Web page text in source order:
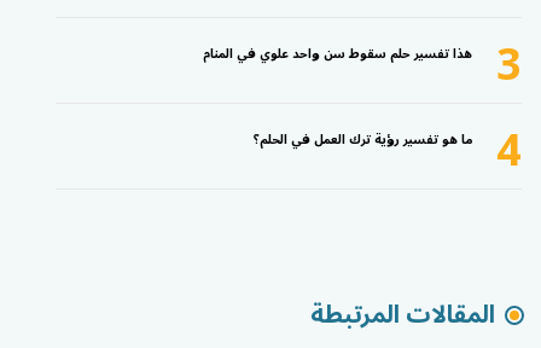
3 هذا تفسير حلم سقوط سن واحد علوي في المنام
4 ما هو تفسير رؤية ترك العمل في الحلم؟
المقالات المرتبطة